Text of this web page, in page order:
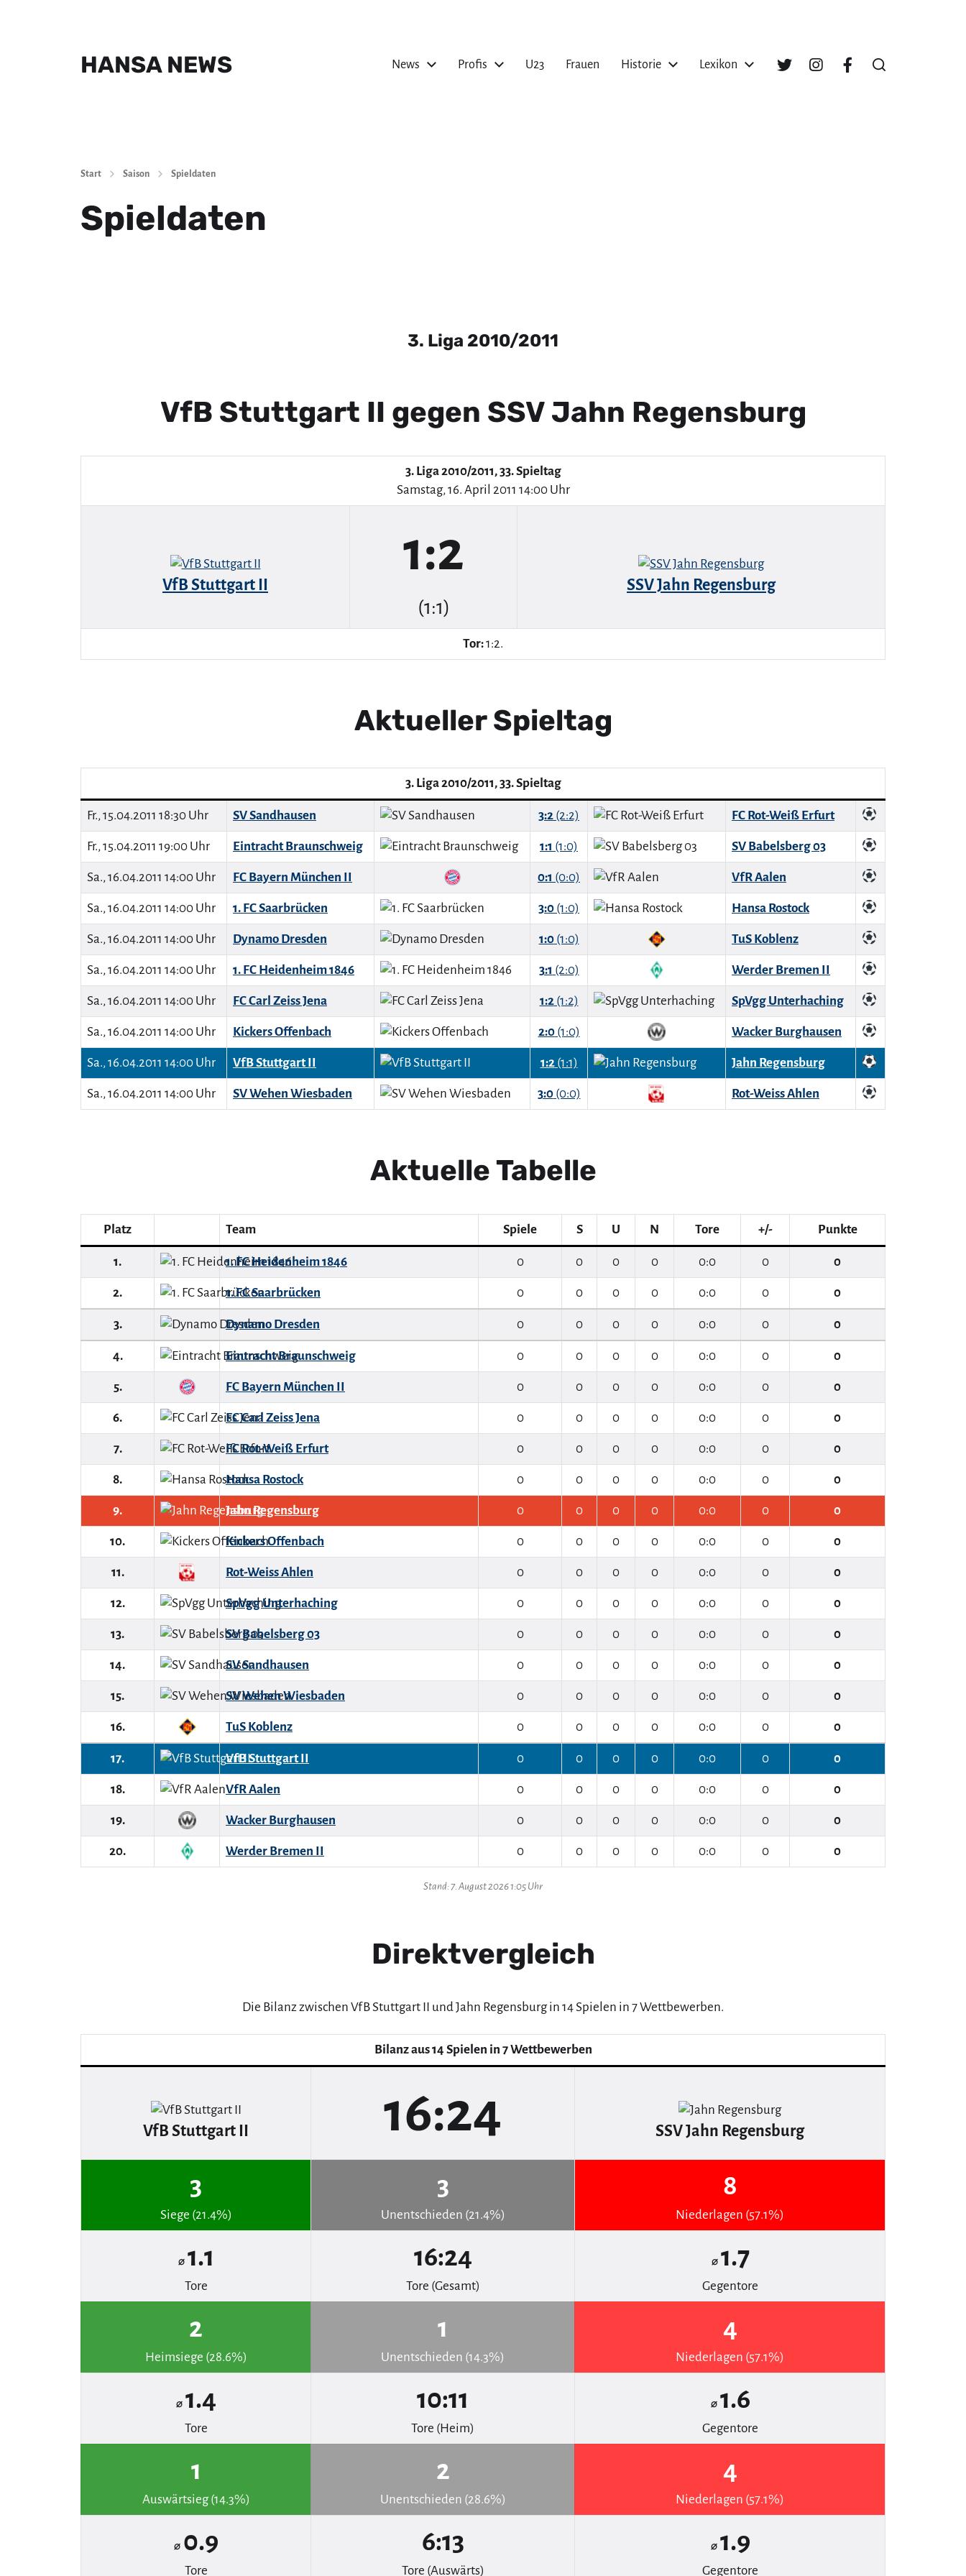
HANSA NEWS News Profis U23 Frauen Historie Lexikon
Start Saison Spieldaten
Spieldaten
3. Liga 2010/2011
VfB Stuttgart II gegen SSV Jahn Regensburg
3. Liga 2010/2011, 33. Spieltag
Samstag, 16. April 2011 14:00 Uhr
VfB Stuttgart II
1:2
(1:1)
SSV Jahn Regensburg
Tor:1:2.
Aktueller Spieltag
3. Liga 2010/2011, 33. Spieltag
Fr., 15.04.2011 18:30 Uhr SV Sandhausen 3:2 (2:2) FC Rot-Weiß Erfurt
Fr., 15.04.2011 19:00 Uhr Eintracht Braunschweig 1:1 (1:0) SV Babelsberg 03
Sa., 16.04.2011 14:00 Uhr FC Bayern München II 0:1 (0:0) VfR Aalen
Sa., 16.04.2011 14:00 Uhr 1. FC Saarbrücken 3:0 (1:0) Hansa Rostock
Sa., 16.04.2011 14:00 Uhr Dynamo Dresden 1:0(1:0) TuS Koblenz
Sa., 16.04.2011 14:00 Uhr 1. FC Heidenheim 1846 3:1 (2:0) Werder Bremen II
Sa., 16.04.2011 14:00 Uhr FC Carl Zeiss Jena 1:2(1:2) SpVgg Unterhaching
Sa., 16.04.2011 14:00 Uhr Kickers Offenbach 2:0(1:0) Wacker Burghausen
Sa., 16.04.2011 14:00 Uhr VfB Stuttgart II 1:2(1:1) Jahn Regensburg
Sa., 16.04.2011 14:00 Uhr SV Wehen Wiesbaden 3:0(0:0) Rot-Weiss Ahlen
Aktuelle Tabelle
Platz Team Spiele S U N Tore +/- Punkte
1. 1. FC Heidenheim 1846 0 0 0 0 0:0 0 0
2. 1. FC Saarbrücken 0 0 0 0 0:0 0 0
3. Dynamo Dresden 0 0 0 0 0:0 0 0
4. Eintracht Braunschweig 0 0 0 0 0:0 0 0
5. FC Bayern München II 0 0 0 0 0:0 0 0
6. FC Carl Zeiss Jena 0 0 0 0 0:0 0 0
7. FC Rot-Weiß Erfurt 0 0 0 0 0:0 0 0
8. Hansa Rostock 0 0 0 0 0:0 0 0
9. Jahn Regensburg 0 0 0 0 0:0 0 0
10. Kickers Offenbach 0 0 0 0 0:0 0 0
11. Rot-Weiss Ahlen 0 0 0 0 0:0 0 0
12. SpVgg Unterhaching 0 0 0 0 0:0 0 0
13. SV Babelsberg 03 0 0 0 0 0:0 0 0
14. SV Sandhausen 0 0 0 0 0:0 0 0
15. SV Wehen Wiesbaden 0 0 0 0 0:0 0 0
16. TuS Koblenz 0 0 0 0 0:0 0 0
17. VfB Stuttgart II 0 0 0 0 0:0 0 0
18. VfR Aalen 0 0 0 0 0:0 0 0
19. Wacker Burghausen 0 0 0 0 0:0 0 0
20. Werder Bremen II 0 0 0 0 0:0 0 0
Stand: 7. August 2026 1:05 Uhr
Direktvergleich
Die Bilanz zwischen VfB Stuttgart II und Jahn Regensburg in 14 Spielen in 7 Wettbewerben.
Bilanz aus 14 Spielen in 7 Wettbewerben
VfB Stuttgart II 16:24 SSV Jahn Regensburg
3
Siege (21.4%)
3
Unentschieden (21.4%)
8
Niederlagen (57.1%)
⌀ 1.1
Tore
16:24
Tore (Gesamt)
⌀ 1.7
Gegentore
2
Heimsiege (28.6%)
1
Unentschieden (14.3%)
4
Niederlagen (57.1%)
⌀ 1.4
Tore
10:11
Tore (Heim)
⌀ 1.6
Gegentore
1
Auswärtsieg (14.3%)
2
Unentschieden (28.6%)
4
Niederlagen (57.1%)
⌀ 0.9
Tore
6:13
Tore (Auswärts)
⌀ 1.9
Gegentore